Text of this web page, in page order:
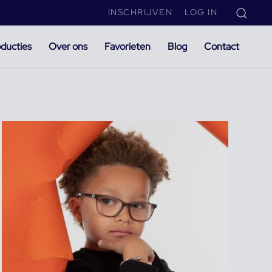
INSCHRIJVEN LOG IN
Over ons Favorieten Blog Contact